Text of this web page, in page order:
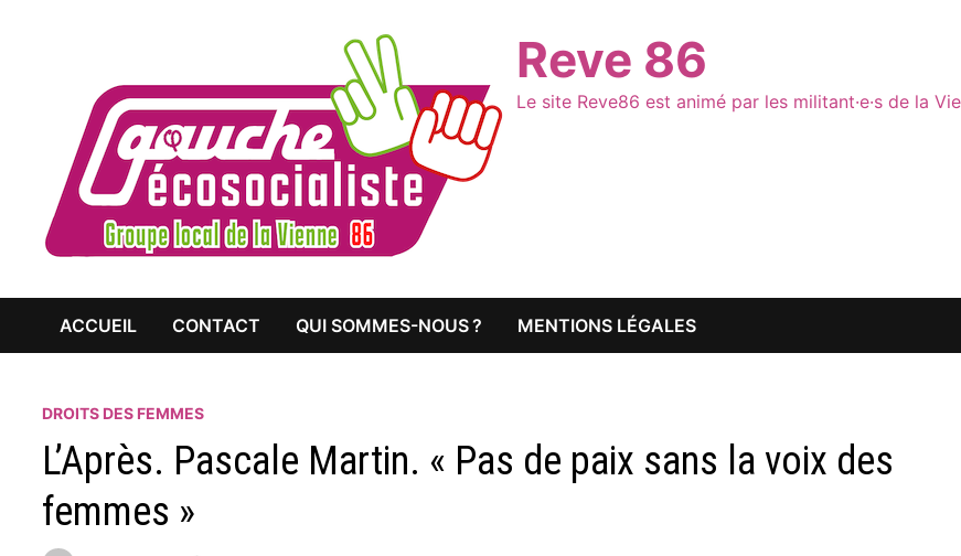
Reve 86
Le site Reve86 est animé par les militant·e·s de la
ACCUEIL CONTACT QUI SOMMES-NOUS ? MENTIONS LÉGALES
DROITS DES FEMMES
L’Après. Pascale Martin. « Pas de paix sans la voix des
femmes »